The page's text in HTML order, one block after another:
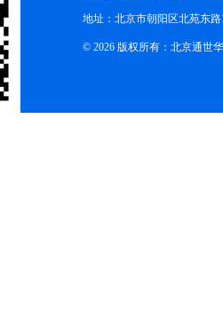
地址：北京市朝阳区北苑东路
© 2026 版权所有：北京通世